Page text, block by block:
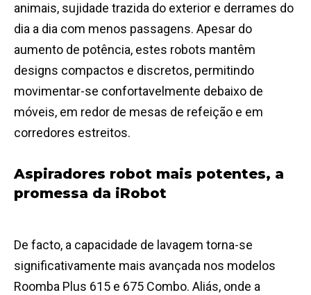
animais, sujidade trazida do exterior e derrames do
dia a dia com menos passagens. Apesar do
aumento de potência, estes robots mantêm
designs compactos e discretos, permitindo
movimentar-se confortavelmente debaixo de
móveis, em redor de mesas de refeição e em
corredores estreitos.
Aspiradores robot mais potentes, a
promessa da iRobot
De facto, a capacidade de lavagem torna-se
significativamente mais avançada nos modelos
Roomba Plus 615 e 675 Combo. Aliás, onde a